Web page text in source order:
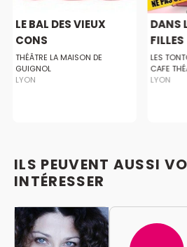
LE BAL DES VIEUX
CONS
THÉÂTRE LA MAISON DE
GUIGNOL
LYON
DANS
FILLES
LES
CAFE
LYON
ILS PEUVENT AUSSI
INTÉRESSER